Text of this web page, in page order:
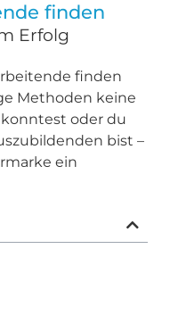
finden
Erfolg
finden
Methoden keine
oder du
bist –
ein